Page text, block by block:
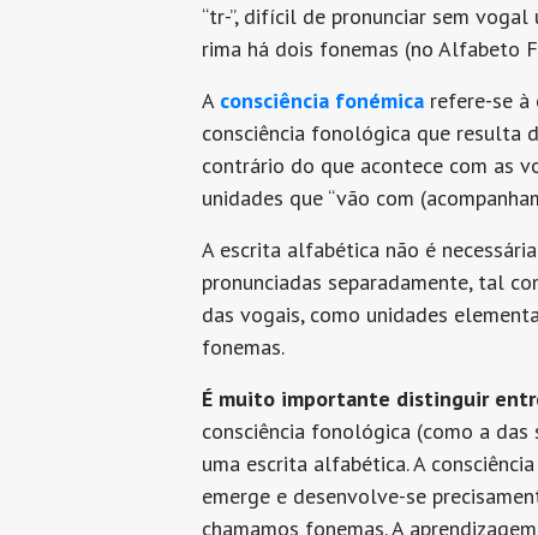
“tr-”, difícil de pronunciar sem
rima há dois fonemas (no Alfabeto
A consciência fonémica refere-se à
consciência fonológica que resulta
contrário do que acontece com as
unidades que “vão com
A escrita alfabética não é
pronunciadas separadamente, tal
das vogais, como unidades
fonemas.
É muito importante distinguir
consciência fonológica (como a
uma escrita alfabética. A
emerge e desenvolve-se
chamamos fonemas. A